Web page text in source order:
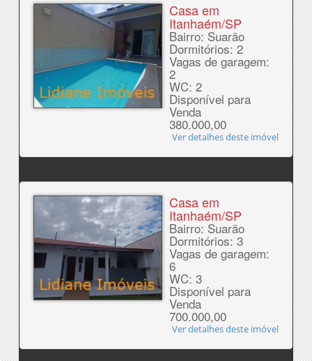
Casa em
Itanhaém/SP
Bairro: Suarão
Dormitórios: 2
Vagas de garagem:
2
WC: 2
Disponível para
Venda
380.000,00
Ver detalhes deste imóvel
Casa em
Itanhaém/SP
Bairro: Suarão
Dormitórios: 3
Vagas de garagem:
6
WC: 3
Disponível para
Venda
700.000,00
Ver detalhes deste imóvel